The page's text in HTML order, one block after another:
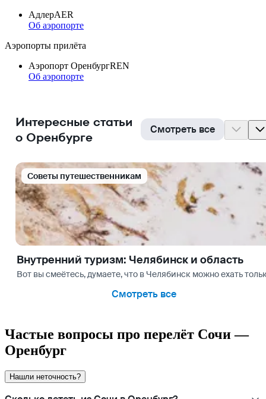
АдлерAER
Об аэропорте
Аэропорты прилёта
Аэропорт ОренбургREN
Об аэропорте
Интересные статьи
о Оренбурге
Смотреть все
Cоветы путешественникам
Внутренний туризм: Челябинск и область
Вот вы смеётесь, думаете, что в Челябинск можно ехать
Смотреть все
Частые вопросы про перелёт Сочи —
Оренбург
Нашли неточность?